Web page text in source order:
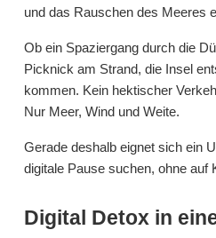
und das Rauschen des Meeres
Ob ein Spaziergang durch die
Picknick am Strand, die Insel
kommen. Kein hektischer
Nur Meer, Wind und Weite.
Gerade deshalb eignet sich ein
digitale Pause suchen, ohne auf
Digital Detox in